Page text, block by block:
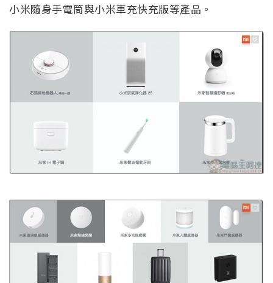
小米隨身手電筒與小米車充快充版等產品。